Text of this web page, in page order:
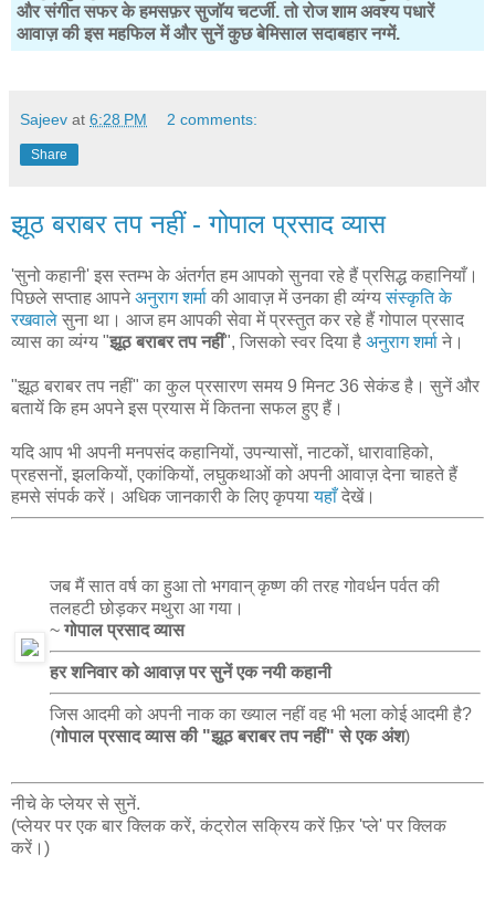
और संगीत सफर के हमसफ़र सुजॉय चटर्जी. तो रोज शाम अवश्य पधारें
आवाज़ की इस महफिल में और सुनें कुछ बेमिसाल सदाबहार नग्में.
Sajeev at 6:28 PM 2 comments:
Share
झूठ बराबर तप नहीं - गोपाल प्रसाद व्यास
'सुनो कहानी' इस स्तम्भ के अंतर्गत हम आपको सुनवा रहे हैं प्रसिद्ध कहानियाँ।
पिछले सप्ताह आपनेअनुराग शर्मा की आवाज़ में उनका ही व्यंग्यसंस्कृति के
रखवाले सुना था। आज हम आपकी सेवा में प्रस्तुत कर रहे हैं गोपाल प्रसाद
व्यास का व्यंग्य "झूठ बराबर तप नहीं", जिसको स्वर दिया है अनुराग शर्मा ने।
"झूठ बराबर तप नहीं" का कुल प्रसारण समय 9 मिनट 36 सेकंड है। सुनें और
बतायें कि हम अपने इस प्रयास में कितना सफल हुए हैं।
यदि आप भी अपनी मनपसंद कहानियों, उपन्यासों, नाटकों, धारावाहिको,
प्रहसनों, झलकियों, एकांकियों, लघुकथाओं को अपनी आवाज़ देना चाहते हैं
हमसे संपर्क करें। अधिक जानकारी के लिए कृपयायहाँदेखें।
जब मैं सात वर्ष का हुआ तो भगवान् कृष्ण की तरह गोवर्धन पर्वत की
तलहटी छोड़कर मथुरा आ गया।
~गोपाल प्रसाद व्यास
हर शनिवार को आवाज़ पर सुनें एक नयी कहानी
जिस आदमी को अपनी नाक का ख्याल नहीं वह भी भला कोई आदमी है?
(गोपाल प्रसाद व्यास की "झूठ बराबर तप नहीं" से एक अंश)
नीचे के प्लेयर से सुनें.
(प्लेयर पर एक बार क्लिक करें, कंट्रोल सक्रिय करें फ़िर 'प्ले' पर क्लिक
करें।)